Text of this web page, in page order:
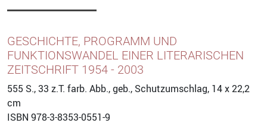
GESCHICHTE, PROGRAMM UND
FUNKTIONSWANDEL EINER LITERARISCHEN
ZEITSCHRIFT 1954 - 2003
555 S., 33 z.T. farb. Abb., geb., Schutzumschlag, 14 x 22,2
cm
ISBN 978-3-8353-0551-9